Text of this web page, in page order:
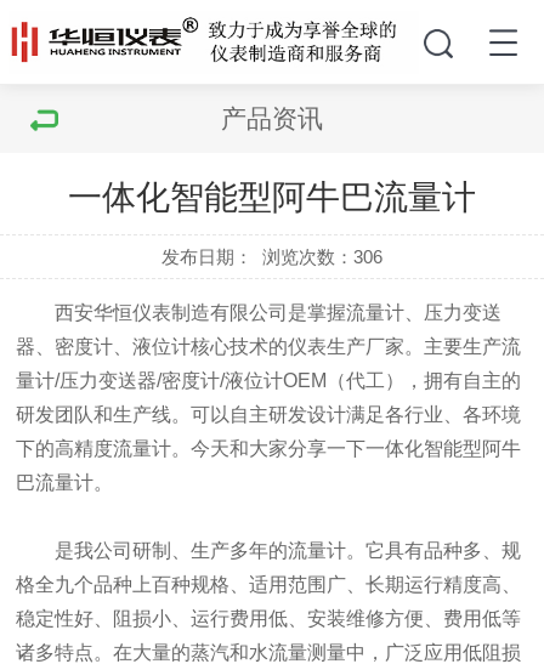
产品资讯
一体化智能型阿牛巴流量计
发布日期： 浏览次数：306
西安华恒仪表制造有限公司是掌握流量计、压力变送
器、密度计、液位计核心技术的仪表生产厂家。主要生产流
量计/压力变送器/密度计/液位计OEM（代工），拥有自主的
研发团队和生产线。可以自主研发设计满足各行业、各环境
下的高精度流量计。今天和大家分享一下一体化智能型阿牛
巴流量计。
是我公司研制、生产多年的流量计。它具有品种多、规
格全九个品种上百种规格、适用范围广、长期运行精度高、
稳定性好、阻损小、运行费用低、安装维修方便、费用低等
诸多特点。在大量的蒸汽和水流量测量中，广泛应用低阻损